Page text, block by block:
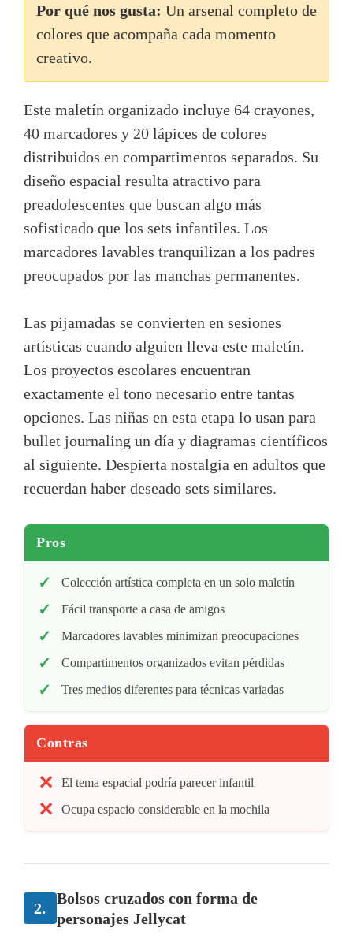
Por qué nos gusta: Un arsenal completo de
colores que acompaña cada momento
creativo.
Este maletín organizado incluye 64 crayones,
40 marcadores y 20 lápices de colores
distribuidos en compartimentos separados. Su
diseño espacial resulta atractivo para
preadolescentes que buscan algo más
sofisticado que los sets infantiles. Los
marcadores lavables tranquilizan a los padres
preocupados por las manchas permanentes.
Las pijamadas se convierten en sesiones
artísticas cuando alguien lleva este maletín.
Los proyectos escolares encuentran
exactamente el tono necesario entre tantas
opciones. Las niñas en esta etapa lo usan para
bullet journaling un día y diagramas científicos
al siguiente. Despierta nostalgia en adultos que
recuerdan haber deseado sets similares.
Pros
Colección artística completa en un solo maletín
Fácil transporte a casa de amigos
Marcadores lavables minimizan preocupaciones
Compartimentos organizados evitan pérdidas
Tres medios diferentes para técnicas variadas
Contras
El tema espacial podría parecer infantil
Ocupa espacio considerable en la mochila
2.
Bolsos cruzados con forma de
personajes Jellycat